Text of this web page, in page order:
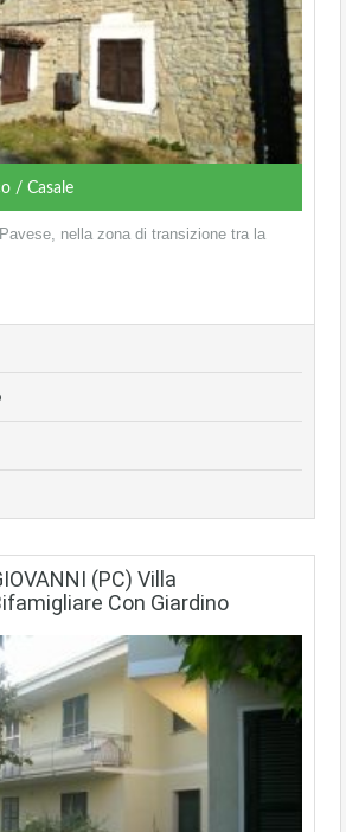
/ Casale
nella zona di transizione tra la
(PC) Villa
Con Giardino